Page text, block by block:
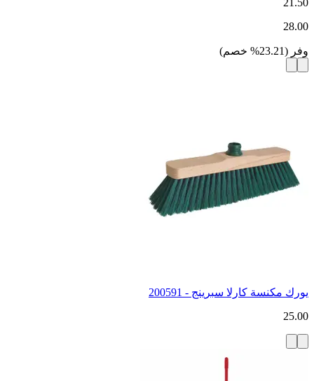
28.00
وفر (
23.21
% خصم)
يورك مكنسة كارلا سبرينج - 200591
25.00